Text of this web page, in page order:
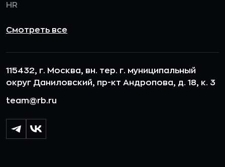
HR
Смотреть все
115432, г. Москва, вн. тер. г. муниципальный
округ Даниловский, пр-кт Андропова, д. 18, к. 3
team@rb.ru